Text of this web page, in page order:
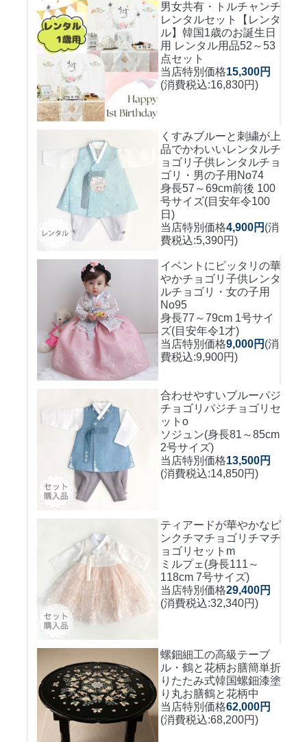
男女共有・トルチャンチ
レンタルセット
【レンタ
ル】韓国1歳のお誕生日
用 レンタル用品52～53
点セット
当店特別価格15,300円
(消費税込:16,830円)
くすみブルーと刺繍が上
品でかわいいレンタルチ
ョゴリ 子供レンタルチョ
ゴリ・男の子用No74
身長57～69cm前後 100
号サイズ(目安年令100
日)
当店特別価格4,900円 (消
費税込:5,390円)
イベントにピッタリの華
やかチョゴリ 子供レンタ
ルチョゴリ・女の子用
No95
身長77～79cm 1号サイ
ズ(目安年令1才)
当店特別価格9,000円 (消
費税込:9,900円)
合わせやすいブルーパジ
チョゴリ パジチョゴリセ
ットo
ソジュン(身長81～85cm
2号サイズ)
当店特別価格13,500円
(消費税込:14,850円)
ティアードが華やかなピ
ンクチマチョゴリ チマチ
ョゴリセットm
ミルプェ(身長111～
118cm 7号サイズ)
当店特別価格29,400円
(消費税込:32,340円)
螺鈿細工の高級テーブ
ル・鶴と花柄お膳簡単折
りたたみ式韓国螺鈿漆塗
り丸お膳鶴と花柄中
当店特別価格62,000円
(消費税込:68,200円)